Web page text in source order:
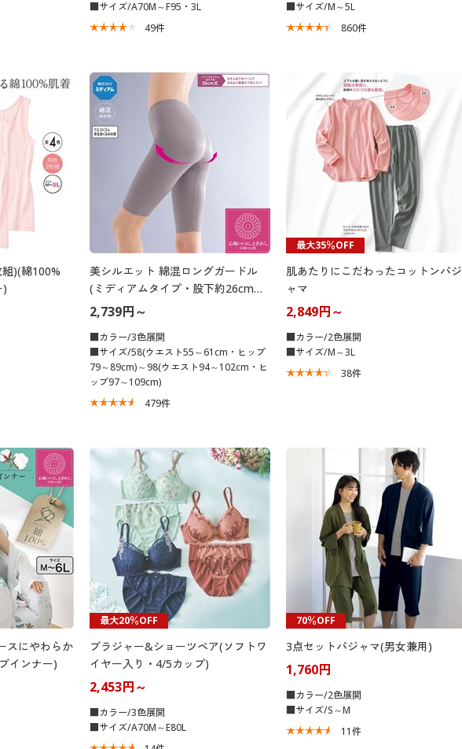
■サイズ/A70M～F95・3L
49件
■サイズ/M～5L
860件
)(綿100%
)
美シルエット 綿混ロングガードル
(ミディアムタイプ・股下約26cm・
ウエストゴム身生地くるみ仕様)
2,739円～
■カラー/3色展開
■サイズ/58(ウエスト55～61cm・ヒップ
79～89cm)～98(ウエスト94～102cm・ヒ
ップ97～109cm)
479件
最大35％OFF
肌あたりにこだわったコットンパジ
ャマ
2,849円～
■カラー/2色展開
■サイズ/M～3L
38件
スにやわらか
インナー)
最大20％OFF
ブラジャー&ショーツペア(ソフトワ
イヤー入り・4/5カップ)
2,453円～
■カラー/3色展開
■サイズ/A70M～E80L
70％OFF
3点セットパジャマ(男女兼用)
1,760円
■カラー/2色展開
■サイズ/S～M
11件